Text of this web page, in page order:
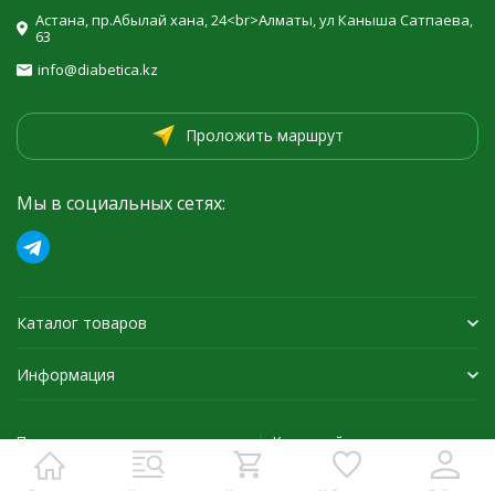
Астана, пр.Абылай хана, 24<br>Алматы, ул Каныша Сатпаева,
63
info@diabetica.kz
Проложить маршрут
Мы в социальных сетях:
Каталог товаров
Информация
Политика персональных данных Карта сайта